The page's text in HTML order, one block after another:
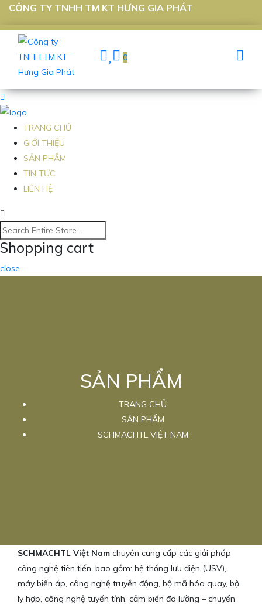
CÔNG TY TNHH TM KT HƯNG GIA PHÁT
0
TRANG CHỦ
GIỚI THIỆU
SẢN PHẨM
TIN TỨC
LIÊN HỆ
Shopping cart
close
SẢN PHẨM
TRANG CHỦ
SẢN PHẨM
SCHMACHTL VIỆT NAM
SCHMACHTL Việt Nam chuyên cung cấp các giải pháp
công nghệ tiên tiến, bao gồm: hệ thống lưu điện (USV),
máy biến áp, công nghệ truyền động, bộ mã hóa quay, bộ
ly hợp, công nghệ tuyến tính, cảm biến đo lường – chuyển